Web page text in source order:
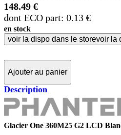
148.49 €
dont ECO part: 0.13 €
en stock
voir la dispo dans le storevoir la
Ajouter au panier
Description
Glacier One 360M25 G2 LCD